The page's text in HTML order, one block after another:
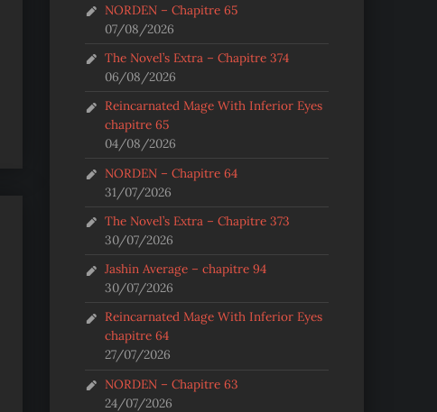
NORDEN – Chapitre 65
07/08/2026
The Novel’s Extra – Chapitre 374
06/08/2026
Reincarnated Mage With Inferior Eyes
chapitre 65
04/08/2026
NORDEN – Chapitre 64
31/07/2026
The Novel’s Extra – Chapitre 373
30/07/2026
Jashin Average – chapitre 94
30/07/2026
Reincarnated Mage With Inferior Eyes
chapitre 64
27/07/2026
NORDEN – Chapitre 63
24/07/2026